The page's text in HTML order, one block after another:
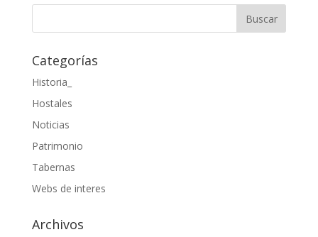
Categorías
Historia_
Hostales
Noticias
Patrimonio
Tabernas
Webs de interes
Archivos